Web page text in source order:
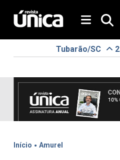
Tubarão/SC
Início . Amurel